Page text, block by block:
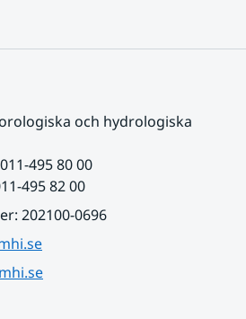
och hydrologiska
495 80 00
495 82 00
202100-0696